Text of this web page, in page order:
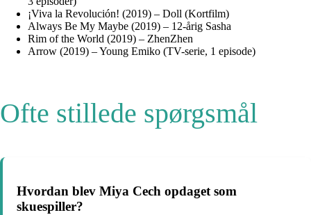
¡Viva la Revolución! (2019) – Doll (Kortfilm)
Always Be My Maybe (2019) – 12-årig Sasha
Rim of the World (2019) – ZhenZhen
Arrow (2019) – Young Emiko (TV-serie, 1 episode)
Ofte stillede spørgsmål
Hvordan blev Miya Cech opdaget som
skuespiller?